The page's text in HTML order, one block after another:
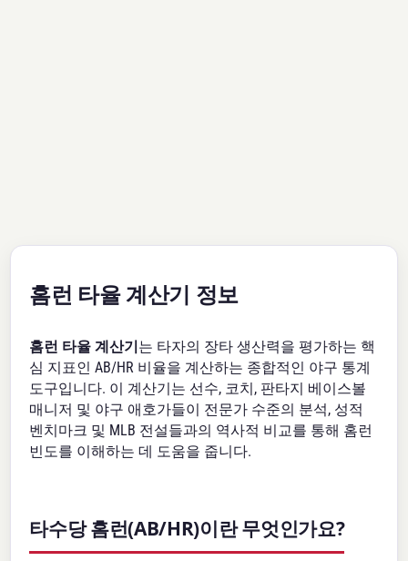
홈런 타율 계산기 정보
홈런 타율 계산기는 타자의 장타 생산력을 평가하는 핵
심 지표인 AB/HR 비율을 계산하는 종합적인 야구 통계
도구입니다. 이 계산기는 선수, 코치, 판타지 베이스볼
매니저 및 야구 애호가들이 전문가 수준의 분석, 성적
벤치마크 및 MLB 전설들과의 역사적 비교를 통해 홈런
빈도를 이해하는 데 도움을 줍니다.
타수당 홈런(AB/HR)이란 무엇인가요?